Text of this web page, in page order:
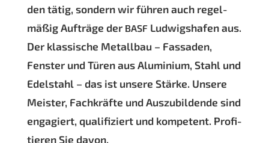
den tätig, son­dern wir füh­ren auch regel­
mä­ßig Auf­trä­ge der BASFLud­wigs­ha­fen aus.
Der klas­si­sche Metall­bau – Fas­sa­den,
Fens­ter und Türen aus Alu­mi­ni­um, Stahl und
Edel­stahl – das ist unse­re Stär­ke. Unse­re
Meis­ter, Fach­kräf­te und Aus­zu­bil­den­de sind
enga­giert, qua­li­fi­ziert und kom­pe­tent. Pro­fi­
tie­ren Sie davon.